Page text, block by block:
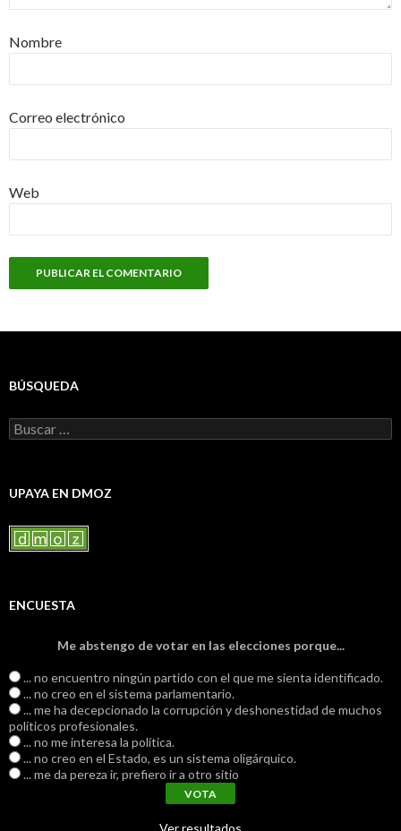
Nombre
Correo electrónico
Web
BÚSQUEDA
Buscar:
UPAYA EN DMOZ
ENCUESTA
Me abstengo de votar en las elecciones porque...
... no encuentro ningún partido con el que me sienta identificado.
... no creo en el sistema parlamentario.
... me ha decepcionado la corrupción y deshonestidad de muchos
políticos profesionales.
... no me interesa la política.
... no creo en el Estado, es un sistema oligárquico.
... me da pereza ir, prefiero ir a otro sitio
Ver resultados